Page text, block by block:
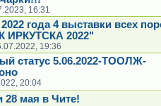
16:31
2022 года 4 выставки всех
ИРКУТСКА 2022"
19:36
статус 5.06.2022-ТООЛЖ-
20:04
28 мая в Чите!